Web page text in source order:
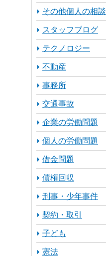
その他個人の相談
スタッフブログ
テクノロジー
不動産
事務所
交通事故
企業の労働問題
個人の労働問題
借金問題
債権回収
刑事・少年事件
契約・取引
子ども
憲法